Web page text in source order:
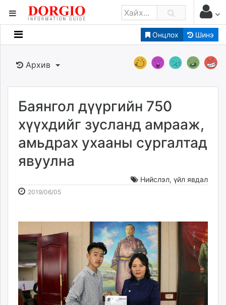
Онцлох Шинэ
Мэдээллийн
Банк санхүү
Бизнес ААН
Төрийн
dorgio.mn
Gogo.mn
caak.mn
news.mn
zindaa.mn
tovch.mn
ikon.mn
mnb.mn
Livetv.mn
Eguur.mn
24tsag.mn
shuud.mn
Архив
Баянгол дүүргийн 750
хүүхдийг зусланд амрааж,
амьдрах ухааны сургалтад
явуулна
Нийслэл, үйл явдал
2019/06/052019-
09:26:04
2026-
23:54:32